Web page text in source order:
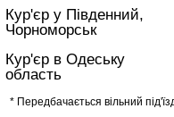
Кур'єр у Південний,
Чорноморськ
Кур'єр в Одеську
область
* Передбачається вільний